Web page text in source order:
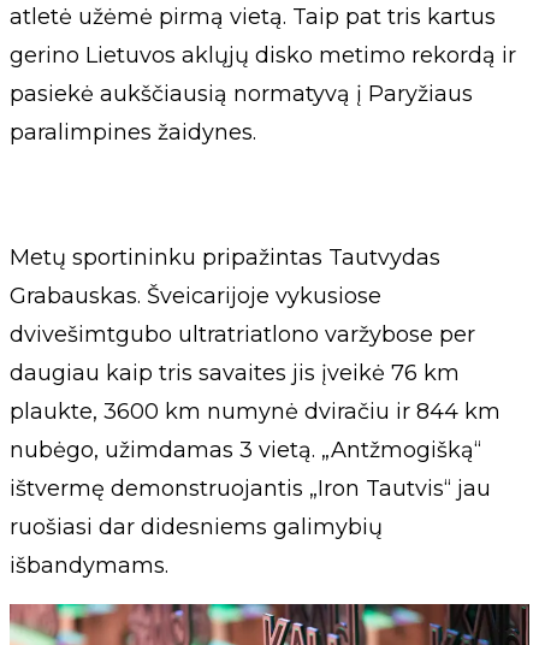
atletė užėmė pirmą vietą. Taip pat tris kartus
gerino Lietuvos aklųjų disko metimo rekordą ir
pasiekė aukščiausią normatyvą į Paryžiaus
paralimpines žaidynes.
Metų sportininku pripažintas Tautvydas
Grabauskas. Šveicarijoje vykusiose
dvivešimtgubo ultratriatlono varžybose per
daugiau kaip tris savaites jis įveikė 76 km
plaukte, 3600 km numynė dviračiu ir 844 km
nubėgo, užimdamas 3 vietą. „Antžmogišką“
ištvermę demonstruojantis „Iron Tautvis“ jau
ruošiasi dar didesniems galimybių
išbandymams.